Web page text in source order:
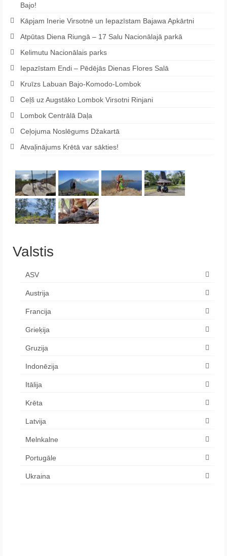
Bajo!
Kāpjam Inerie Virsotnē un Iepazīstam Bajawa Apkārtni
Atpūtas Diena Riungā – 17 Salu Nacionālajā parkā
Kelimutu Nacionālais parks
Iepazīstam Endi – Pēdējās Dienas Flores Salā
Kruīzs Labuan Bajo-Komodo-Lombok
Ceļš uz Augstāko Lombok Virsotni Rinjani
Lombok Centrālā Daļa
Ceļojuma Noslēgums Džakartā
Atvaļinājums Krētā var sākties!
Valstis
ASV
Austrija
Francija
Grieķija
Gruzija
Indonēzija
Itālija
Krēta
Latvija
Melnkalne
Portugāle
Ukraina